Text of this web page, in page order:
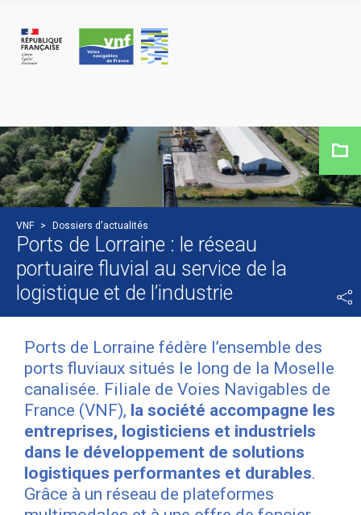
VNF > Dossiers d'actualités
Ports de Lorraine : le réseau
portuaire fluvial au service de la
logistique et de l’industrie
Ports de Lorraine fédère l’ensemble des
ports fluviaux situés le long de la Moselle
canalisée. Filiale de Voies Navigables de
France (VNF), la société accompagne les
entreprises, logisticiens et industriels
dans le développement de solutions
logistiques performantes et durables.
Grâce à un réseau de plateformes